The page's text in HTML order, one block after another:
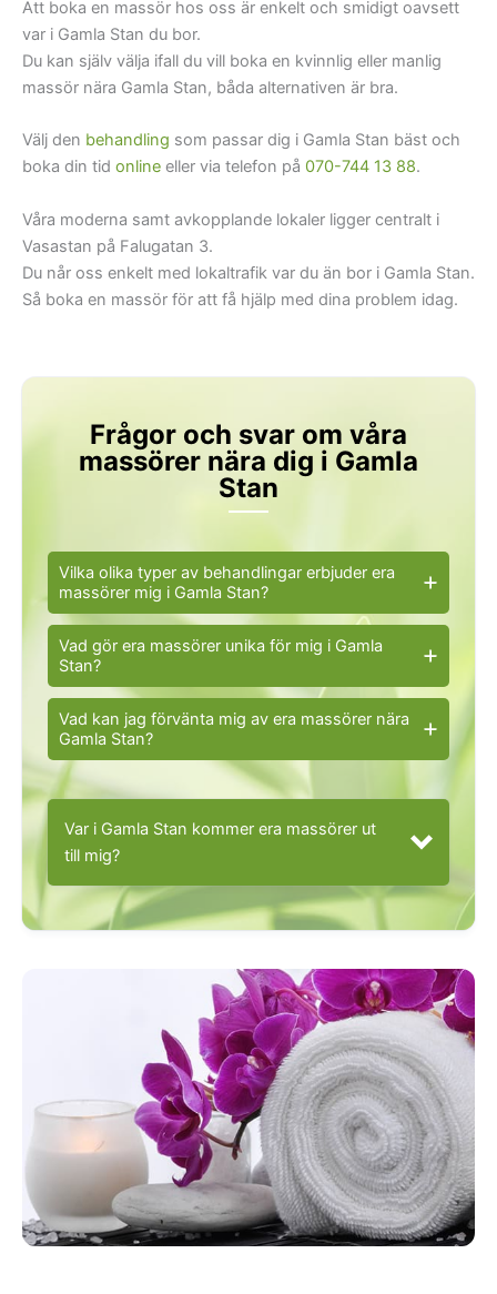
Att boka en massör hos oss är enkelt och smidigt oavsett
var i Gamla Stan du bor.
Du kan själv välja ifall du vill boka en kvinnlig eller manlig
massör nära Gamla Stan, båda alternativen är bra.
Välj den behandling som passar dig i Gamla Stan bäst och
boka din tid online eller via telefon på 070-744 13 88.
Våra moderna samt avkopplande lokaler ligger centralt i
Vasastan på Falugatan 3.
Du når oss enkelt med lokaltrafik var du än bor i Gamla Stan.
Så boka en massör för att få hjälp med dina problem idag.
Frågor och svar om våra
massörer nära dig i Gamla
Stan
Vilka olika typer av behandlingar erbjuder era
massörer mig i Gamla Stan?
Vad gör era massörer unika för mig i Gamla
Stan?
Vad kan jag förvänta mig av era massörer nära
Gamla Stan?
Var i Gamla Stan kommer era massörer ut
till mig?
I kvarteren kring/vid
bland annat:
I kvarteren utmed
bland annat:
Ankargränd,
Bedoirsgränd,
Brunnsgränd,